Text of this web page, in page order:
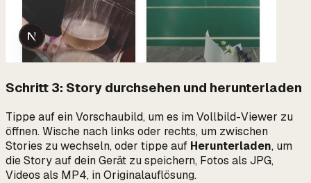
Schritt 3: Story durchsehen und herunterladen
Tippe auf ein Vorschaubild, um es im Vollbild-Viewer zu
öffnen. Wische nach links oder rechts, um zwischen
Stories zu wechseln, oder tippe auf Herunterladen, um
die Story auf dein Gerät zu speichern, Fotos als JPG,
Videos als MP4, in Originalauflösung.